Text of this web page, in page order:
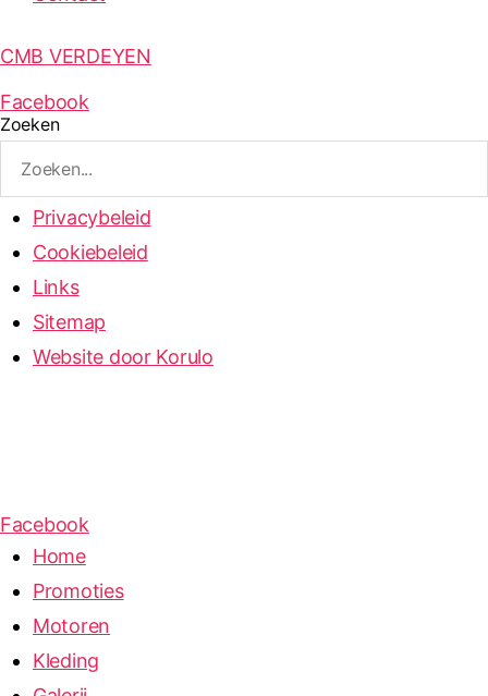
CMB VERDEYEN
Facebook
Zoeken
Privacybeleid
Cookiebeleid
Links
Sitemap
Website door Korulo
Facebook
Home
Promoties
Motoren
Kleding